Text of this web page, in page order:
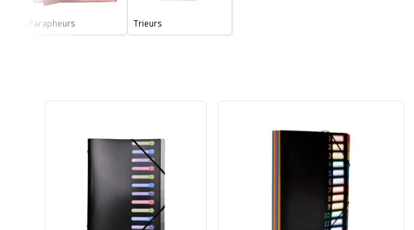
Parapheurs Trieurs